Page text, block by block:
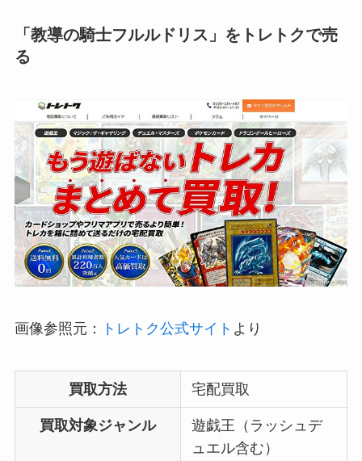
「教導の騎士フルルドリス」をトレトクで売
る
画像参照元： トレトク公式サイト より
買取方法 宅配買取
買取対象ジャンル
遊戯王（ラッシュデ
ュエル含む）